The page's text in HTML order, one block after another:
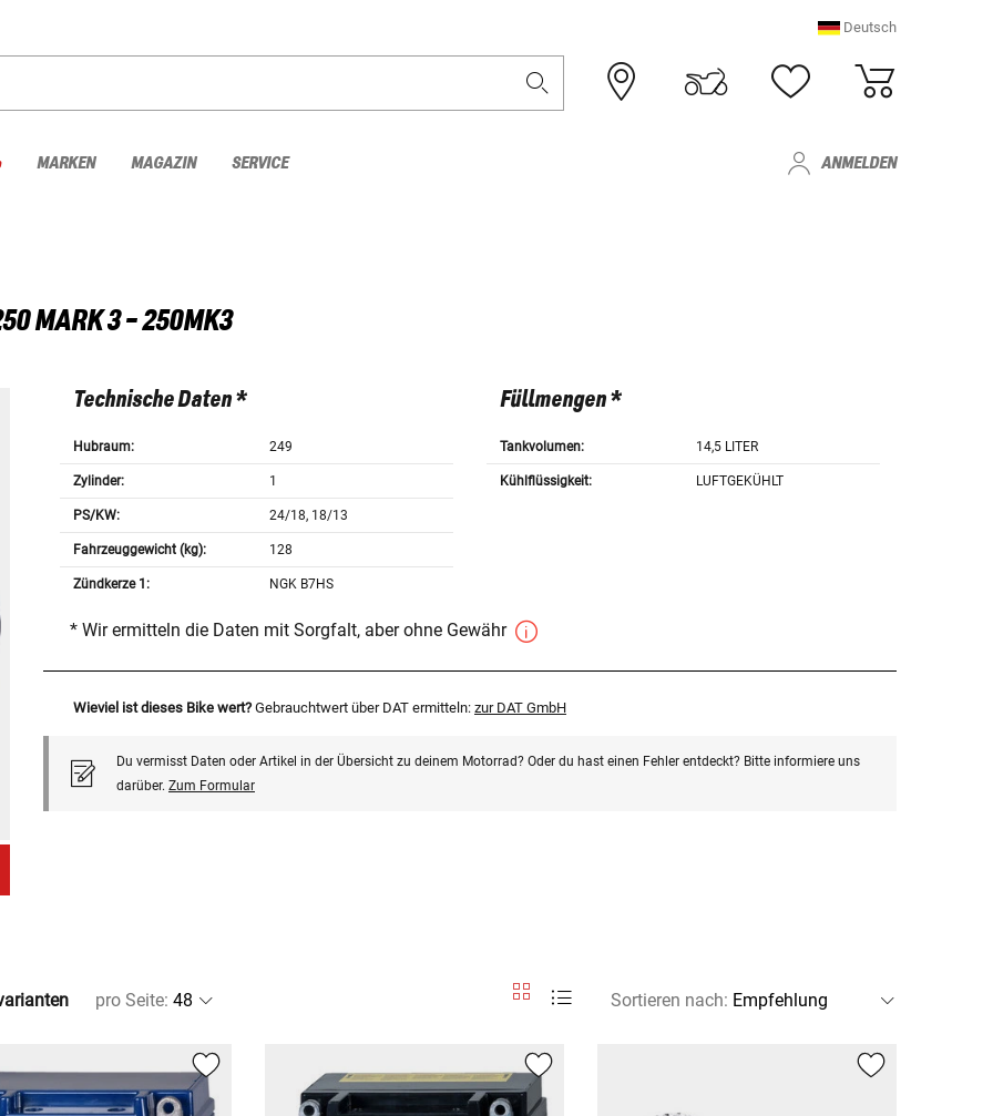
Deutsch
MARKEN MAGAZIN SERVICE ANMELDEN
MARK 3 - 250MK3
Technische Daten *
Hubraum: 249
Zylinder: 1
PS/KW: 24/18, 18/13
Fahrzeuggewicht (kg): 128
Zündkerze 1: NGK B7HS
Füllmengen *
Tankvolumen: 14,5 LITER
Kühlflüssigkeit: LUFTGEKÜHLT
* Wir ermitteln die Daten mit Sorgfalt, aber ohne Gewähr
Wieviel ist dieses Bike wert? Gebrauchtwert über DAT ermitteln: zur DAT GmbH
Du vermisst Daten oder Artikel in der Übersicht zu deinem Motorrad? Oder du hast einen Fehler entdeckt? Bitte informiere uns
darüber. Zum Formular
pro Seite: Sortieren nach: